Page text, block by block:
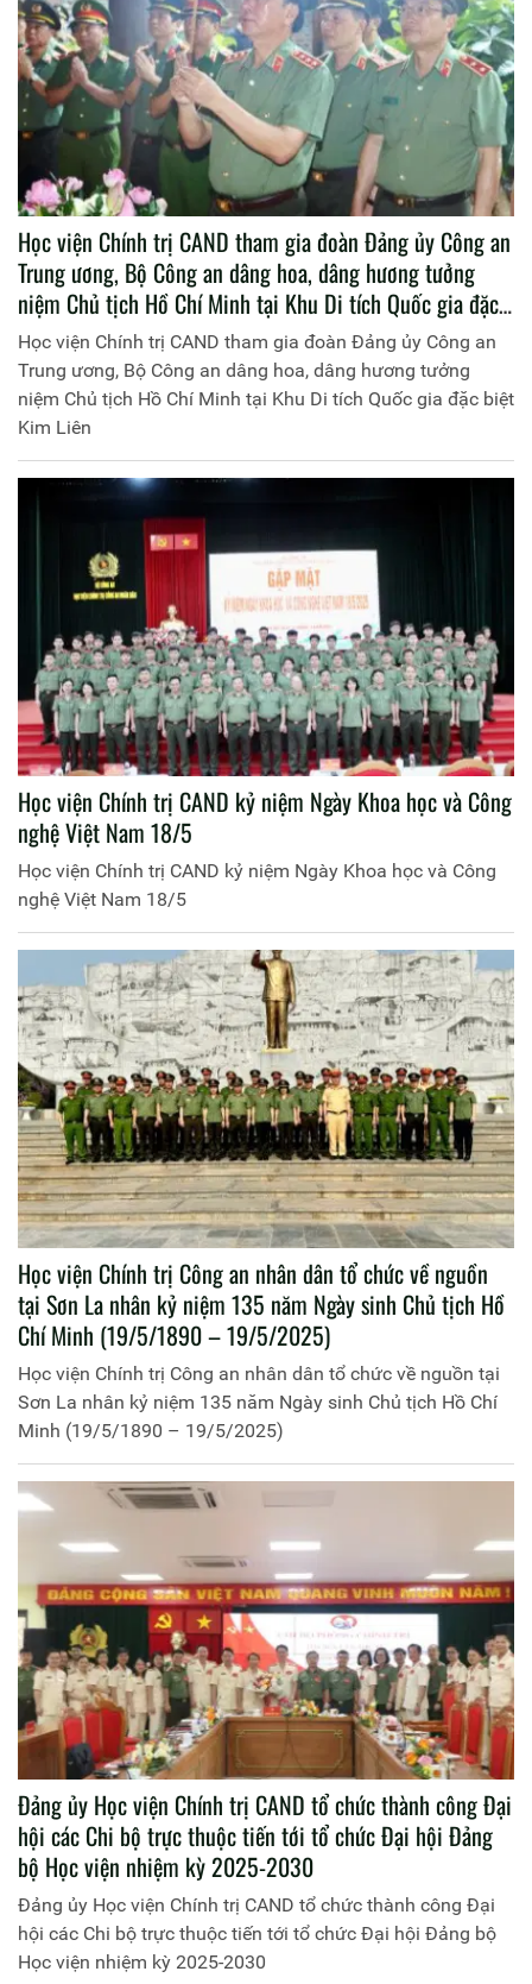
Học viện Chính trị CAND tham gia đoàn Đảng ủy Công an
Trung ương, Bộ Công an dâng hoa, dâng hương tưởng
niệm Chủ tịch Hồ Chí Minh tại Khu Di tích Quốc gia đặc
biệt Kim Liên
Học viện Chính trị CAND tham gia đoàn Đảng ủy Công an
Trung ương, Bộ Công an dâng hoa, dâng hương tưởng
niệm Chủ tịch Hồ Chí Minh tại Khu Di tích Quốc gia đặc biệt
Kim Liên
Học viện Chính trị CAND kỷ niệm Ngày Khoa học và Công
nghệ Việt Nam 18/5
Học viện Chính trị CAND kỷ niệm Ngày Khoa học và Công
nghệ Việt Nam 18/5
Học viện Chính trị Công an nhân dân tổ chức về nguồn
tại Sơn La nhân kỷ niệm 135 năm Ngày sinh Chủ tịch Hồ
Chí Minh (19/5/1890 – 19/5/2025)
Học viện Chính trị Công an nhân dân tổ chức về nguồn tại
Sơn La nhân kỷ niệm 135 năm Ngày sinh Chủ tịch Hồ Chí
Minh (19/5/1890 – 19/5/2025)
Đảng ủy Học viện Chính trị CAND tổ chức thành công Đại
hội các Chi bộ trực thuộc tiến tới tổ chức Đại hội Đảng
bộ Học viện nhiệm kỳ 2025-2030
Đảng ủy Học viện Chính trị CAND tổ chức thành công Đại
hội các Chi bộ trực thuộc tiến tới tổ chức Đại hội Đảng bộ
Học viện nhiệm kỳ 2025-2030